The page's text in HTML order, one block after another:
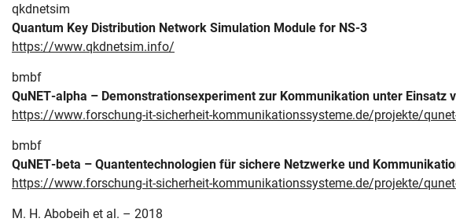
qkdnetsim
Quantum Key Distribution Network Simulation Module for NS-3
https://www.qkdnetsim.info/
bmbf
QuNET-alpha – Demonstrationsexperiment zur Kommunikation unter Einsatz
https://www.forschung-it-sicherheit-kommunikationssysteme.de/projekte/
bmbf
QuNET-beta – Quantentechnologien für sichere Netzwerke und
https://www.forschung-it-sicherheit-kommunikationssysteme.de/projekte/
M. H. Abobeih et al. – 2018